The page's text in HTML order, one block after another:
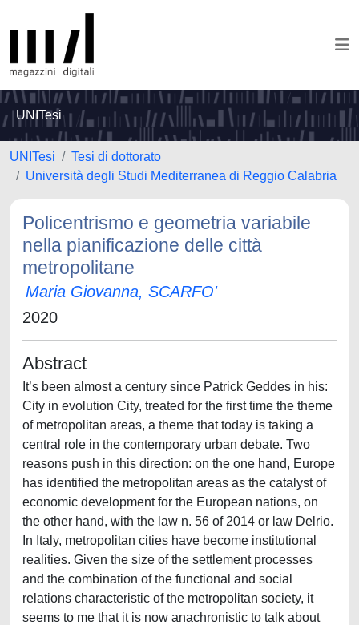
UNITesi
UNITesi
Tesi di dottorato
Università degli Studi Mediterranea di Reggio Calabria
Policentrismo e geometria variabile
nella pianificazione delle città
metropolitane
Maria Giovanna, SCARFO'
2020
Abstract
It’s been almost a century since Patrick Geddes in his:
City in evolution City, treated for the first time the theme
of metropolitan areas, a theme that today is taking a
central role in the contemporary urban debate. Two
reasons push in this direction: on the one hand, Europe
has identified the metropolitan areas as the catalyst of
economic development for the European nations, on
the other hand, with the law n. 56 of 2014 or law Delrio.
In Italy, metropolitan cities have become institutional
realities. Given the size of the settlement processes
and the combination of the functional and social
relations characteristic of the metropolitan society, it
seems to me that it is now anachronistic to talk about